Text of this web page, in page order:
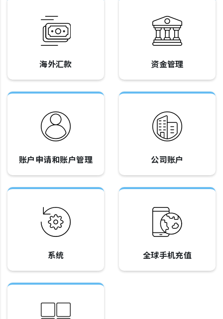
海外汇款 资金管理
账户申请和账户管理 公司账户
系统 全球手机充值